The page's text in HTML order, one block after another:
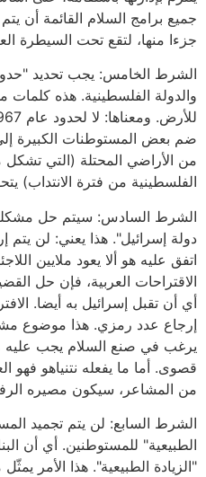
جميع برامج السلام القائمة أن
جزءا منها، لتقع تحت السيطرة
الشرط الخامس: يجب تحديد "حدود
والدولة الفلسطينية. هذه
ضم بعض المستوطنات الكبيرة
الفلسطينية من فترة الانتداب)
الشرط السادس: سيتم حل مشكلة
دولة إسرائيل". هذا يعني: لن يتم
اتفق عليه هو ألا يعود ملايين
الاقتراحات العربية، فإن حل
أي أن تقبل إسرائيل به أيضا.
إرجاع عدد رمزي. هذا موضوع
يرغب في صنع السلام يجب عليه
قصوى. أما ما يفعله نتنياهو فهو
من المشاعر، سيكون مصيره
الشرط السابع: لن يتم تجميد
الطبيعية" للمستوطنين. أي أن
"الزيادة الطبيعية". هذا الأمر